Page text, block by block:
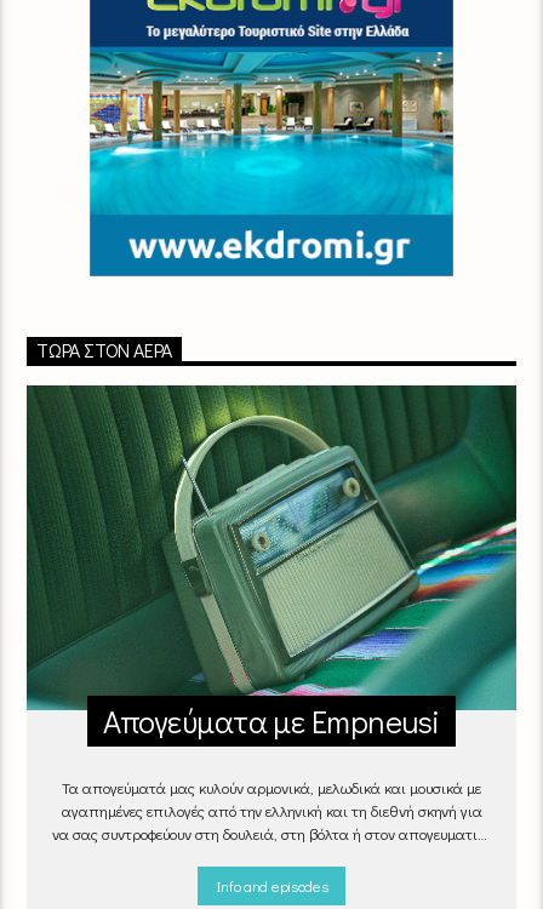
ΤΏΡΑ ΣΤΟΝ ΑΈΡΑ
Απογεύματα με Empneusi
Τα απογεύματά μας κυλούν αρμονικά, μελωδικά και μουσικά με
αγαπημένες επιλογές από την ελληνική και τη διεθνή σκηνή για
να σας συντροφεύουν στη δουλειά, στη βόλτα ή στον απογευματινό
με Empneusi", Καθημερινά & Σαββατοκύριακα 17:00 – 20:00.
Info and episodes